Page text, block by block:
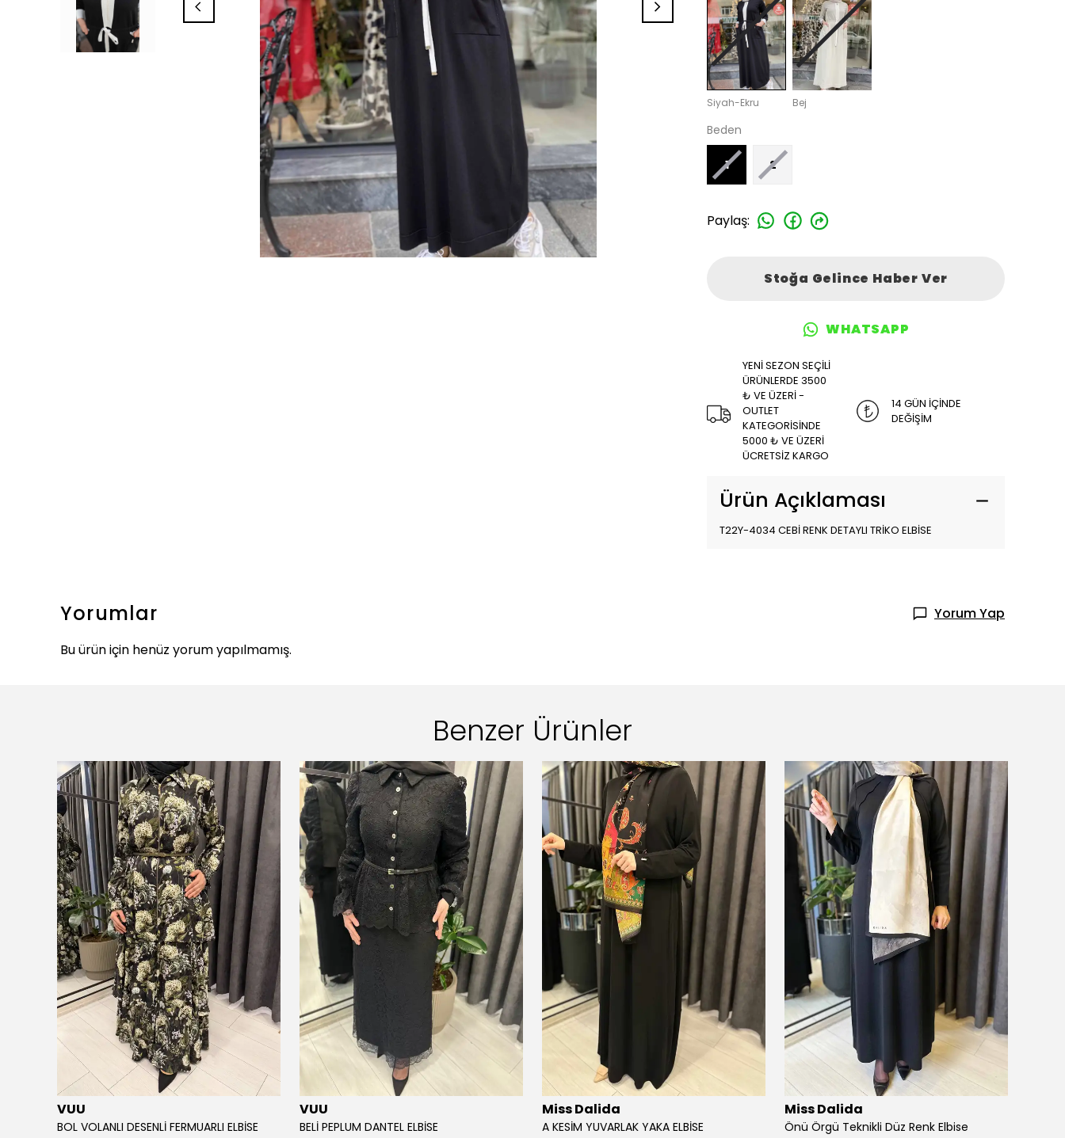
Siyah-Ekru Bej
Beden
1 2
Paylaş:
Stoğa Gelince Haber Ver
WHATSAPP
YENİ SEZON SEÇİLİ
ÜRÜNLERDE 3500
₺ VE ÜZERİ -
OUTLET
KATEGORİSİNDE
5000 ₺ VE ÜZERİ
ÜCRETSİZ KARGO
14 GÜN İÇİNDE
DEĞİŞİM
Ürün Açıklaması
T22Y-4034 CEBİ RENK DETAYLI TRİKO ELBİSE
Yorumlar
Yorum Yap
Bu ürün için henüz yorum yapılmamış.
Benzer Ürünler
VUU
BOL VOLANLI DESENLİ FERMUARLI ELBİSE
VUU
BELİ PEPLUM DANTEL ELBİSE
Miss Dalida
A KESİM YUVARLAK YAKA ELBİSE
Miss Dalida
Önü Örgü Teknikli Düz Renk Elbise